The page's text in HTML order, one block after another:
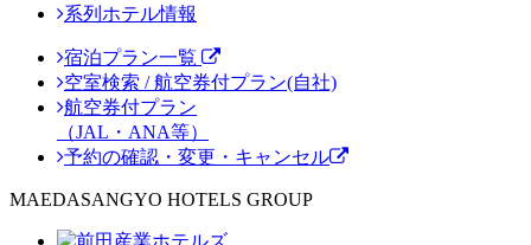
系列ホテル情報
宿泊プラン一覧
空室検索 / 航空券付プラン(自社)
航空券付プラン
（JAL・ANA等）
予約の確認・変更・キャンセル
MAEDASANGYO HOTELS GROUP